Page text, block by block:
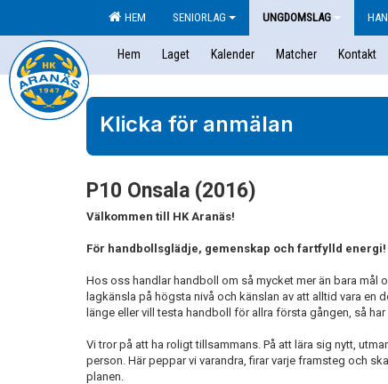
HEM SENIORLAG UNGDOMSLAG
Hem Laget Kalender Matcher Kontakt
Klicka för anmälan
P10 Onsala (2016)
Välkommen till HK Aranäs!
För handbollsglädje, gemenskap och fartfylld energi!
Hos oss handlar handboll om så mycket mer än bara mål
lagkänsla på högsta nivå och känslan av att alltid vara en
länge eller vill testa handboll för allra första gången, så har
Vi tror på att ha roligt tillsammans. På att lära sig nytt,
person. Här peppar vi varandra, firar varje framsteg och
planen.